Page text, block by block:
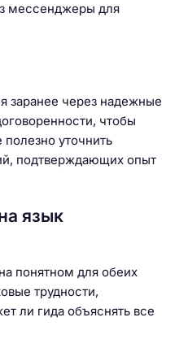
мессенджеры для
заранее через надежные
чтобы
уточнить
подтверждающих опыт
язык
понятном для обеих
трудности,
ли гида объяснять все